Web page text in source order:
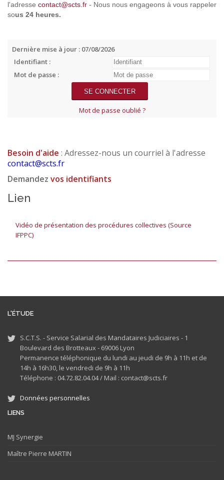
l'adresse contact@scts.fr - Nous nous engageons à vous rappeler
sous 24 heures.
Dernière mise à jour : 07/08/2026
Identifiant :
Mot de passe :
Mot de passe oublié ?
Besoin d'aide : Adressez-nous un courriel à l'adresse
contact@scts.fr
Demandez vos identifiants
Lien
Vidéo de présentation des procédures collectives (Source
IFPPC)
L'ÉTUDE
S.C.T.S. - Service Salarial des Mandataires Judiciaires - 1
Boulevard des Brotteaux - 69006 Lyon
Permanence téléphonique du lundi au jeudi de 9h à 11h et de
14h à 16h30, le vendredi de 9h à 11h
Téléphone : 04.72.82.04.04 / Mail : contact@scts.fr
Données personnelles
LIENS
MJ Synergie
Maître Pierre MARTIN